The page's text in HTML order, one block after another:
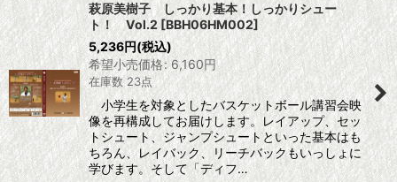
萩原美樹子 しっかり基本！しっかりシュー
ト！ Vol.2 [BBH06HM002]
5,236円(税込)
希望小売価格: 6,160円
在庫数 23点
小学生を対象としたバスケットボール講習会映
像を再構成してお届けします。レイアップ、セッ
トシュート、ジャンプシュートといった基本はも
ちろん、レイバック、リーチバックもいっしょに
学びます。そして「ディフ…